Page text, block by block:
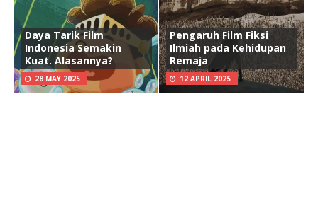
Daya Tarik Film
Indonesia Semakin
Kuat. Alasannya?
28 MAY 2025
Pengaruh Film Fiksi
Ilmiah pada Kehidupan
Remaja
12 APRIL 2025